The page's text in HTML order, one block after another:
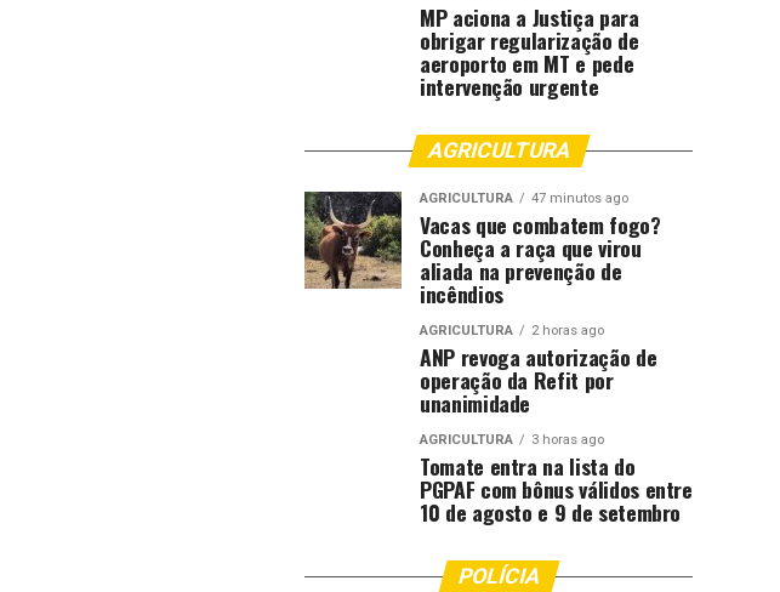
MP aciona a Justiça para
obrigar regularização de
aeroporto em MT e pede
intervenção urgente
AGRICULTURA
AGRICULTURA 47 minutos ago
Vacas que combatem fogo?
Conheça a raça que virou
aliada na prevenção de
incêndios
AGRICULTURA 2 horas ago
ANP revoga autorização de
operação da Refit por
unanimidade
AGRICULTURA 3 horas ago
Tomate entra na lista do
PGPAF com bônus válidos entre
10 de agosto e 9 de setembro
POLÍCIA